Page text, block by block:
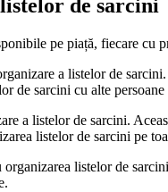
de sarcini
pe piață, fiecare
a listelor de
de sarcini cu alte
a listelor de sarcini.
listelor de sarcini pe
listelor de